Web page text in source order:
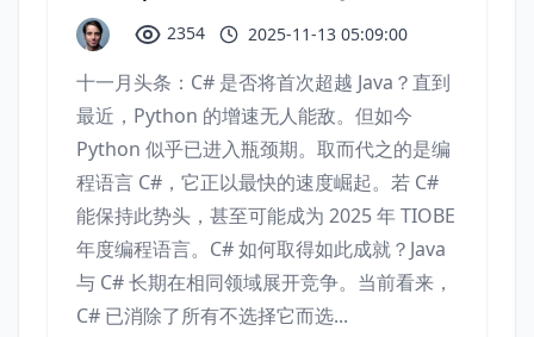
2354 2025-11-13 05:09:00
十一月头条：C# 是否将首次超越 Java？直到
最近，Python 的增速无人能敌。但如今
Python 似乎已进入瓶颈期。取而代之的是编
程语言 C#，它正以最快的速度崛起。若 C#
能保持此势头，甚至可能成为 2025 年 TIOBE
年度编程语言。C# 如何取得如此成就？Java
与 C# 长期在相同领域展开竞争。当前看来，
C# 已消除了所有不选择它而选...